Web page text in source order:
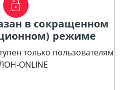
в сокращенном
режиме
только пользователям
ONLINE